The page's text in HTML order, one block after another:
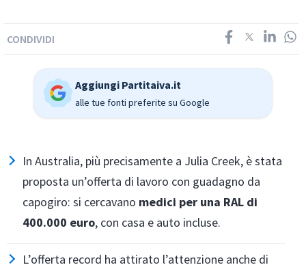
CONDIVIDI
Aggiungi Partitaiva.it
alle tue fonti preferite su Google
In Australia, più precisamente a Julia Creek, è stata
proposta un’offerta di lavoro con guadagno da
capogiro: si cercavano medici per una RAL di
400.000 euro, con casa e auto incluse.
L’offerta record ha attirato l’attenzione anche di